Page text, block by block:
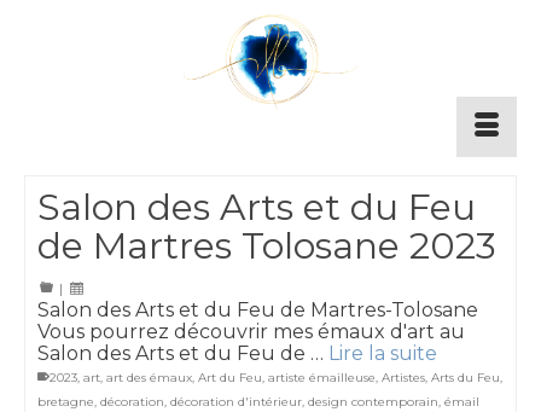
Salon des Arts et du Feu
de Martres Tolosane 2023
|
Salon des Arts et du Feu de Martres-Tolosane
Vous pourrez découvrir mes émaux d'art au
Salon des Arts et du Feu de … Lire la suite
2023, art, art des émaux, Art du Feu, artiste émailleuse, Artistes, Arts du Feu,
bretagne, décoration, décoration d'intérieur, design contemporain, émail